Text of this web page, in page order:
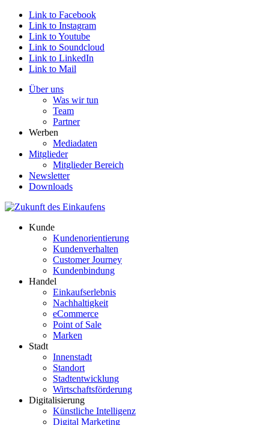
Link to Facebook
Link to Instagram
Link to Youtube
Link to Soundcloud
Link to LinkedIn
Link to Mail
Über uns
Was wir tun
Team
Partner
Werben
Mediadaten
Mitglieder
Mitglieder Bereich
Newsletter
Downloads
Kunde
Kundenorientierung
Kundenverhalten
Customer Journey
Kundenbindung
Handel
Einkaufserlebnis
Nachhaltigkeit
eCommerce
Point of Sale
Marken
Stadt
Innenstadt
Standort
Stadtentwicklung
Wirtschaftsförderung
Digitalisierung
Künstliche Intelligenz
Digital Marketing